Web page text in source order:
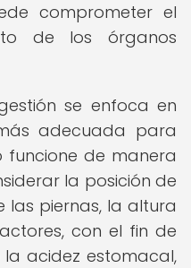
comprometer el
de los órganos
se enfoca en
adecuada para
funcione de manera
la posición de
las piernas, la altura
con el fin de
acidez estomacal,